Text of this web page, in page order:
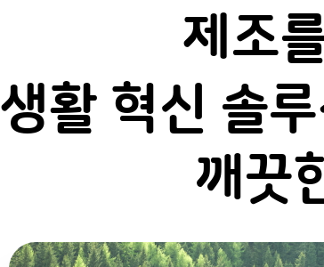
제조
생활 혁신 솔
깨끗